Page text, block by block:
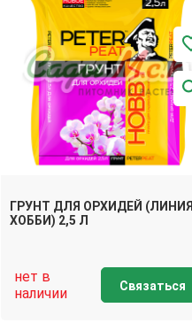
ГРУНТ ДЛЯ ОРХИДЕЙ (ЛИНИЯ
ХОББИ) 2,5 Л
нет в
наличии
Связаться